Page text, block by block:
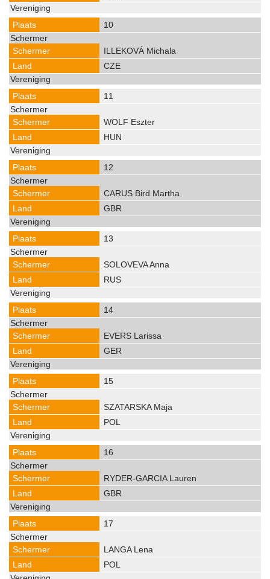
10
ILLEKOVÁ Michala
CZE
11
WOLF Eszter
HUN
12
CARUS Bird Martha
GBR
13
SOLOVEVA Anna
RUS
14
EVERS Larissa
GER
15
SZATARSKA Maja
POL
16
RYDER-GARCIA Lauren
GBR
17
LANGA Lena
POL